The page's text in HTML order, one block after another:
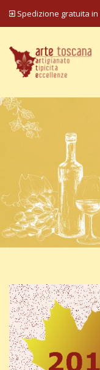
Spedizione gratuita